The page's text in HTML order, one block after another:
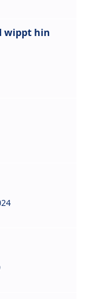
wippt hin